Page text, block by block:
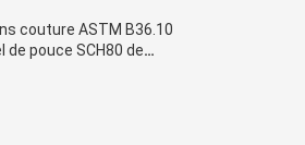
couture ASTM B36.10
de pouce SCH80 de